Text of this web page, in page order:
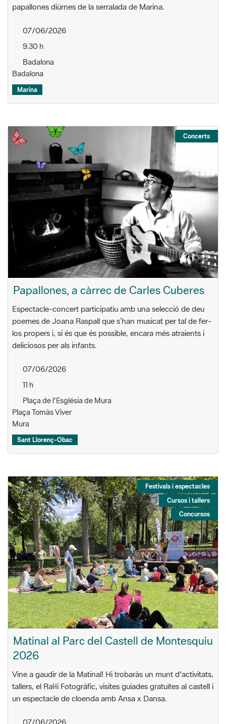
papallones diürnes de la serralada de Marina.
07/06/2026
9.30 h
Badalona
Badalona
Marina
Concerts
Papallones, a càrrec de Carles Cuberes
Espectacle-concert participatiu amb una selecció de deu
poemes de Joana Raspall que s’han musicat per tal de fer-
los propers i, si és que és possible, encara més atraients i
deliciosos per als infants.
07/06/2026
11 h
Plaça de l'Església de Mura
Plaça Tomàs Viver
Mura
Sant Llorenç-Obac
Festivals i espectacles
Cursos i tallers
Concursos
Matinal al Parc del Castell de Montesquiu
2026
Vine a gaudir de la Matinal! Hi trobaràs un munt d'activitats,
tallers, el Ral·li Fotogràfic, visites guiades gratuïtes al castell i
un espectacle de cloenda amb Ansa x Dansa.